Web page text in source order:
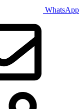
WhatsApp